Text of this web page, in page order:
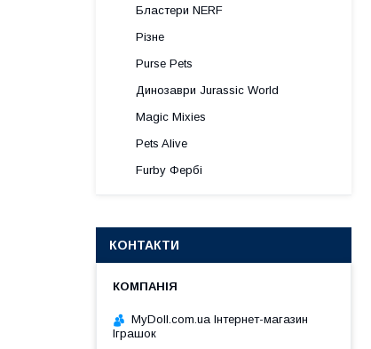
Бластери NERF
Різне
Purse Pets
Динозаври Jurassic World
Magic Mixies
Pets Alive
Furby Фербі
КОНТАКТИ
MyDoll.com.ua Інтернет-магазин
Іграшок